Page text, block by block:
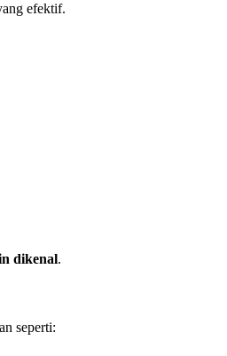
efektif.
dikenal.
seperti: